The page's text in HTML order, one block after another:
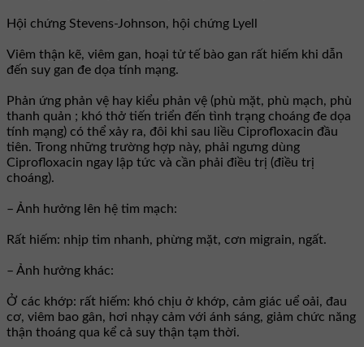
Hội chứng Stevens-Johnson, hội chứng Lyell
Viêm thận kẽ, viêm gan, hoại tử tế bào gan rất hiếm khi dẫn
đến suy gan đe dọa tính mạng.
Phản ứng phản vệ hay kiểu phản vệ (phù mặt, phù mạch, phù
thanh quản ; khó thở tiến triển đến tình trạng choáng đe dọa
tính mạng) có thể xảy ra, đôi khi sau liều Ciprofloxacin đầu
tiên. Trong những trường hợp này, phải ngưng dùng
Ciprofloxacin ngay lập tức và cần phải điều trị (điều trị
choáng).
– Ảnh hưởng lên hệ tim mạch:
Rất hiếm: nhịp tim nhanh, phừng mặt, cơn migrain, ngất.
– Ảnh hưởng khác:
Ở các khớp: rất hiếm: khó chịu ở khớp, cảm giác uể oải, đau
cơ, viêm bao gân, hơi nhạy cảm với ánh sáng, giảm chức năng
thận thoáng qua kể cả suy thận tạm thời.